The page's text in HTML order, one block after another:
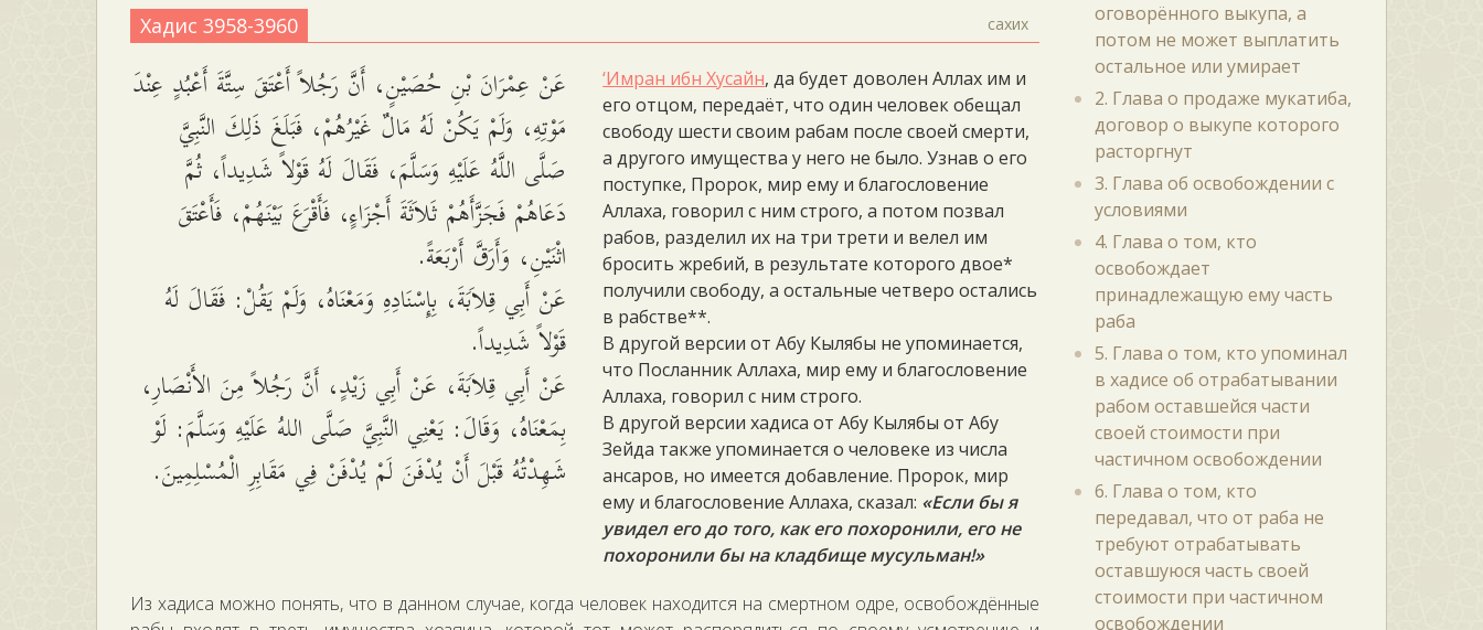
Хадис 3958-3960 сахих
عَنْ عِمْرَانَ بْنِ حُصَيْنٍ، أَنَّ رَجُلاً أَعْتَقَ سِتَّةَ أَعْبُدٍ عِنْدَ
مَوْتِهِ، وَلَمْ يَكُنْ لَهُ مَالٌ غَيْرُهُمْ، فَبَلَغَ ذَلِكَ النَّبِيَّ
صَلَّى اللَّهُ عَلَيْهِ وَسَلَّمَ، فَقَالَ لَهُ قَوْلاً شَدِيداً، ثُمَّ
دَعَاهُمْ فَجَزَّأَهُمْ ثَلاَثَةَ أَجْزَاءٍ، فَأَقْرَعَ بَيْنَهُمْ، فَأَعْتَقَ
اثْنَيْنِ، وَأَرَقَّ أَرْبَعَةً.
عَنْ أَبِي قِلاَبَةَ، بِإِسْنَادِهِ وَمَعْنَاهُ، وَلَمْ يَقُلْ: فَقَالَ لَهُ
قَوْلاً شَدِيداً.
عَنْ أَبِي قِلاَبَةَ، عَنْ أَبِي زَيْدٍ، أَنَّ رَجُلاً مِنَ الأَنْصَارِ،
بِمَعْنَاهُ، وَقَالَ: يَعْنِي النَّبِيَّ صَلَّى اللهُ عَلَيْهِ وَسَلَّمَ: لَوْ
شَهِدْتُهُ قَبْلَ أَنْ يُدْفَنَ لَمْ يُدْفَنْ فِي مَقَابِرِ الْمُسْلِمِينَ.
‘Имран ибн Хусайн, да будет доволен Аллах им и
его отцом, передаёт, что один человек обещал
свободу шести своим рабам после своей смерти,
а другого имущества у него не было. Узнав о его
поступке, Пророк, мир ему и благословение
Аллаха, говорил с ним строго, а потом позвал
рабов, разделил их на три трети и велел им
бросить жребий, в результате которого двое*
получили свободу, а остальные четверо остались
в рабстве**.
В другой версии от Абу Кылябы не упоминается,
что Посланник Аллаха, мир ему и благословение
Аллаха, говорил с ним строго.
В другой версии хадиса от Абу Кылябы от Абу
Зейда также упоминается о человеке из числа
ансаров, но имеется добавление. Пророк, мир
ему и благословение Аллаха, сказал: «Если бы я
увидел его до того, как его похоронили, его не
похоронили бы на кладбище мусульман!»
Из хадиса можно понять, что в данном случае, когда человек находится на смертном одре, освобождённые
оговорённого выкупа, а
потом не может выплатить
остальное или умирает
2. Глава о продаже мукатиба,
договор о выкупе которого
расторгнут
3. Глава об освобождении с
условиями
4. Глава о том, кто
освобождает
принадлежащую ему часть
раба
5. Глава о том, кто упоминал
в хадисе об отрабатывании
рабом оставшейся части
своей стоимости при
частичном освобождении
6. Глава о том, кто
передавал, что от раба не
требуют отрабатывать
оставшуюся часть своей
стоимости при частичном
освобождении